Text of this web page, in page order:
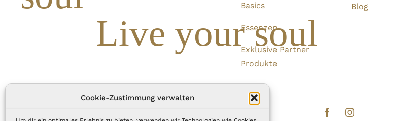
Cookie-Zustimmung verwalten
Live your soul
Basics
Essenzen
Exklusive Partner
Produkte
Blog